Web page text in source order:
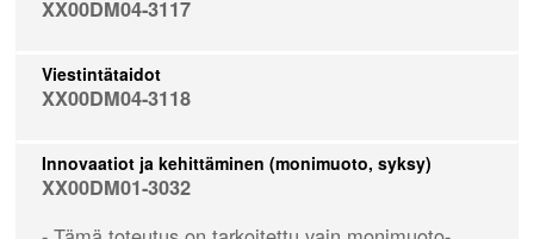
XX00DM04-3117
Viestintätaidot
XX00DM04-3118
Innovaatiot ja kehittäminen (monimuoto, syksy)
XX00DM01-3032